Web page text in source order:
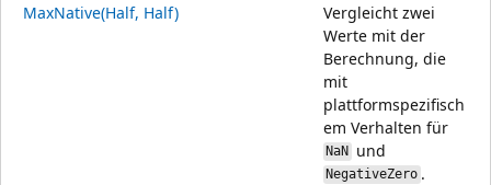
MaxNative(Half, Half)
Vergleicht zwei
Werte mit der
Berechnung, die
mit
plattformspezifisch
em Verhalten für
NaN und
NegativeZero .